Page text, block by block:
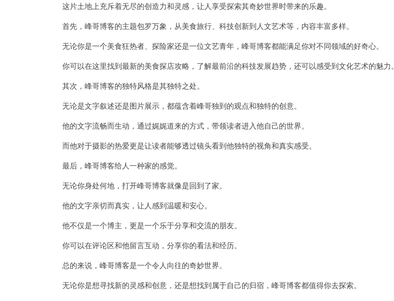
这片土地上充斥着无尽的创造力和灵感，让人享受探索其奇妙世界时带来的乐趣。
首先，峰哥博客的主题包罗万象，从美食旅行、科技创新到人文艺术等，内容丰富多样。
无论你是一个美食狂热者、探险家还是一位文艺青年，峰哥博客都能满足你对不同领域的好奇心。
你可以在这里找到最新的美食探店攻略，了解最前沿的科技发展趋势，还可以感受到文化艺术的魅力。
其次，峰哥博客的独特风格是其独特之处。
无论是文字叙述还是图片展示，都蕴含着峰哥独到的观点和独特的创意。
他的文字流畅而生动，通过娓娓道来的方式，带领读者进入他自己的世界。
而他对于摄影的热爱更是让读者能够透过镜头看到他独特的视角和真实感受。
最后，峰哥博客给人一种家的感觉。
无论你身处何地，打开峰哥博客就像是回到了家。
他的文字亲切而真实，让人感到温暖和安心。
他不仅是一个博主，更是一个乐于分享和交流的朋友。
你可以在评论区和他留言互动，分享你的看法和经历。
总的来说，峰哥博客是一个令人向往的奇妙世界。
无论你是想寻找新的灵感和创意，还是想找到属于自己的归宿，峰哥博客都值得你去探索。